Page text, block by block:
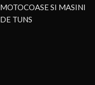
MOTOCOASE SI MASINI
DE TUNS